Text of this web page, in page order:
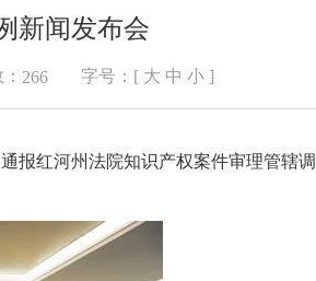
新闻发布会
266 字号：[ 大 中 小 ]
红河州法院知识产权案件审理管辖